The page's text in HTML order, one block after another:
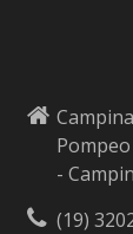
-
(19)